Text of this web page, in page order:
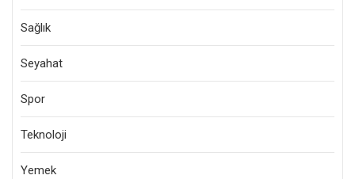
Sağlık
Seyahat
Spor
Teknoloji
Yemek